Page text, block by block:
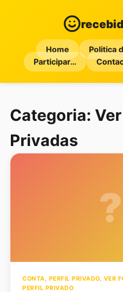
Home
Politica
Participar…
Categoria:
Privadas
?
CONTA, PERFIL PRIVADO, VER
PERFIL PRIVADO